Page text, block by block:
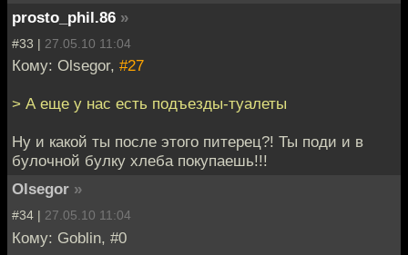
prosto_phil.86 »
#33 | 27.05.10 11:04
Кому: Olsegor, #27
> А еще у нас есть подъезды-туалеты
Ну и какой ты после этого питерец?! Ты поди и в
булочной булку хлеба покупаешь!!!
Olsegor »
#34 | 27.05.10 11:04
Кому: Goblin, #0